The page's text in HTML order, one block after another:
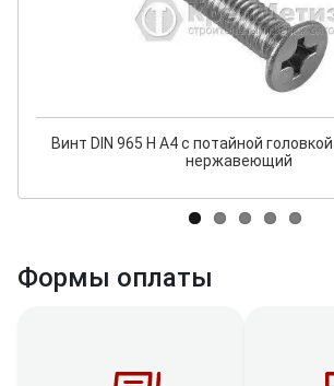
Винт DIN 965 H A4 с потайной
нержавеющий
Формы оплаты